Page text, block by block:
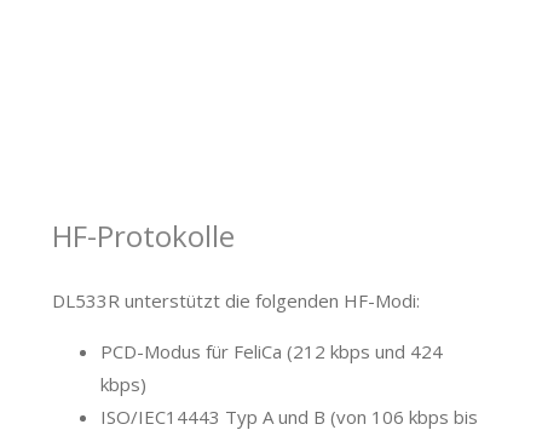
HF-Protokolle
DL533R unterstützt die folgenden HF-Modi:
PCD-Modus für FeliCa (212 kbps und 424
kbps)
ISO/IEC14443 Typ A und B (von 106 kbps bis